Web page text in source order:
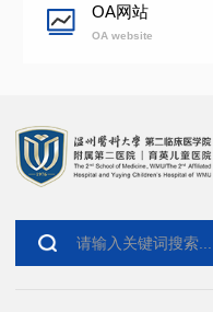
OA网站
OA website